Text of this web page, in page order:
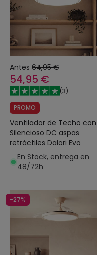
Antes 64,95 €
54,95 €
(3)
PROMO
Ventilador de Techo
Silencioso DC aspas
retráctiles Dalori Evo
En Stock, entrega en
48/72h
-27%